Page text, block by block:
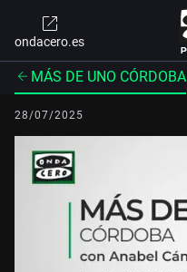
ondacero.es
MÁS DE UNO CÓRDOBA
28/07/2025